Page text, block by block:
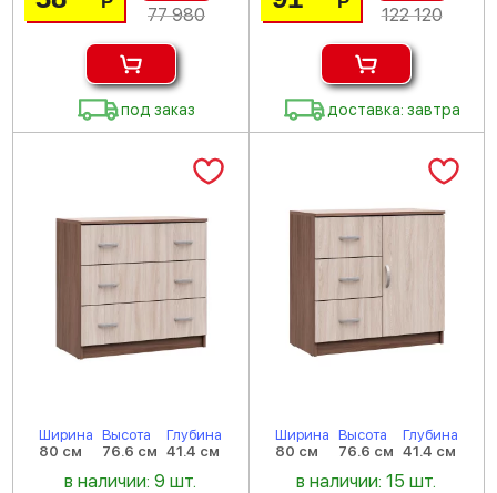
77 980
под заказ
122 120
доставка: завтра
Ширина
80 см
Высота
76.6 см
Глубина
41.4 см
в наличии: 9 шт.
Ширина
80 см
Высота
76.6 см
Глубина
41.4 см
в наличии: 15 шт.